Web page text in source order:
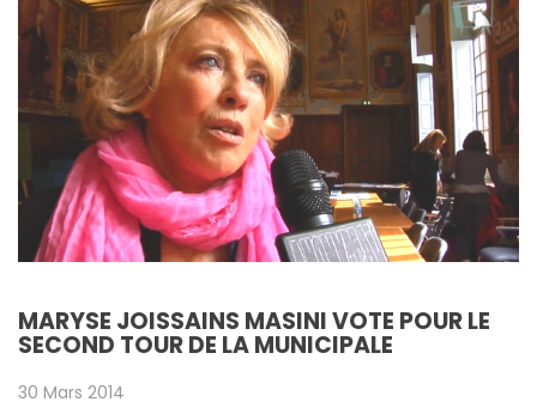
MARYSE JOISSAINS MASINI VOTE POUR LE
SECOND TOUR DE LA MUNICIPALE
30 Mars 2014